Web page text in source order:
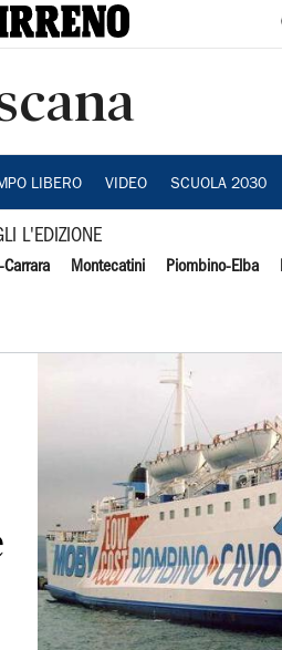
LIBERO VIDEO SCUOLA 2030
L'EDIZIONE
Carrara Montecatini Piombino-Elba